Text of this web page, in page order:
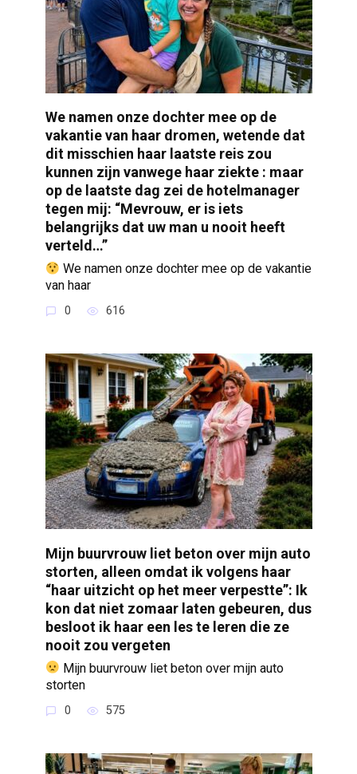
We namen onze dochter mee op de
vakantie van haar dromen, wetende dat
dit misschien haar laatste reis zou
kunnen zijn vanwege haar ziekte : maar
op de laatste dag zei de hotelmanager
tegen mij: “Mevrouw, er is iets
belangrijks dat uw man u nooit heeft
verteld…”
We namen onze dochter mee op de vakantie
van haar
0 616
Mijn buurvrouw liet beton over mijn auto
storten, alleen omdat ik volgens haar
“haar uitzicht op het meer verpestte”: Ik
kon dat niet zomaar laten gebeuren, dus
besloot ik haar een les te leren die ze
nooit zou vergeten
Mijn buurvrouw liet beton over mijn auto
storten
0 575